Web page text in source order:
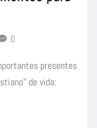
0
presentes
de vida: